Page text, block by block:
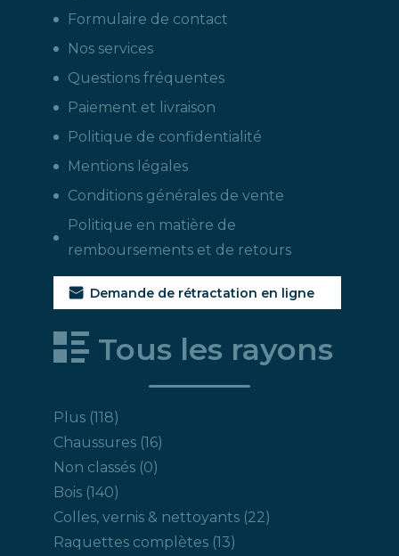
Formulaire de contact
Nos services
Questions fréquentes
Paiement et livraison
Politique de confidentialité
Mentions légales
Conditions générales de vente
Politique en matière de
remboursements et de retours
Demande de rétractation en ligne
Tous les rayons
Plus 118118
produits
Chaussures 1616
produits
Non classés 00
Bois 140140
produits
Colles, vernis & nettoyants 2222
Raquettes complètes 1313